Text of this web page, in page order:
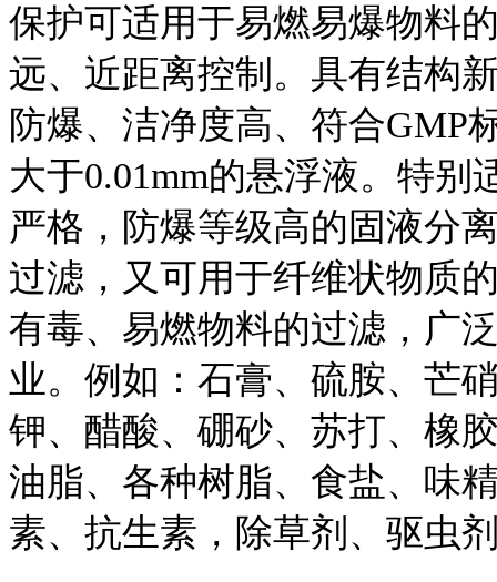
保护可适用于易燃易爆物料
远、近距离控制。具有结构
防爆、洁净度高、符合GMP
大于0.01mm的悬浮液。特
严格，防爆等级高的固液分
过滤，又可用于纤维状物质
有毒、易燃物料的过滤，广
业。例如：石膏、硫胺、芒
钾、醋酸、硼砂、苏打、橡
油脂、各种树脂、食盐、味
素、抗生素，除草剂、驱虫